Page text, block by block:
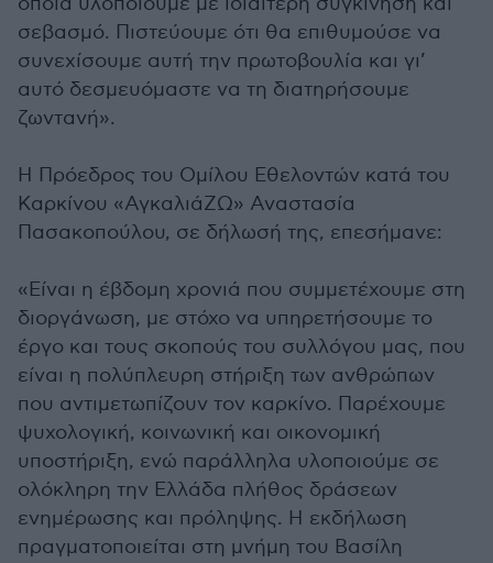
σεβασμό. Πιστεύουμε ότι θα επιθυμούσε να
συνεχίσουμε αυτή την πρωτοβουλία και γι’
αυτό δεσμευόμαστε να τη διατηρήσουμε
ζωντανή».
Η Πρόεδρος του Ομίλου Εθελοντών κατά του
Καρκίνου «ΑγκαλιάΖΩ» Αναστασία
Πασακοπούλου, σε δήλωσή της, επεσήμανε:
«Είναι η έβδομη χρονιά που συμμετέχουμε στη
διοργάνωση, με στόχο να υπηρετήσουμε το
έργο και τους σκοπούς του συλλόγου μας, που
είναι η πολύπλευρη στήριξη των ανθρώπων
που αντιμετωπίζουν τον καρκίνο. Παρέχουμε
ψυχολογική, κοινωνική και οικονομική
υποστήριξη, ενώ παράλληλα υλοποιούμε σε
ολόκληρη την Ελλάδα πλήθος δράσεων
ενημέρωσης και πρόληψης. Η εκδήλωση
πραγματοποιείται στη μνήμη του Βασίλη